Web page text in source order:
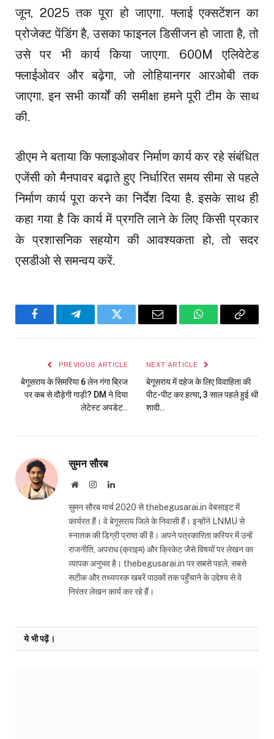
जून, 2025 तक पूरा हो जाएगा. फ्लाई एक्सटेंशन का
प्रोजेक्ट पेंडिंग है, उसका फाइनल डिसीजन हो जाता है, तो
उसे पर भी कार्य किया जाएगा. 600M एलिवेटेड
फ्लाईओवर और बढ़ेगा, जो लोहियानगर आरओबी तक
जाएगा. इन सभी कार्यों की समीक्षा हमने पूरी टीम के साथ
की.
डीएम ने बताया कि फ्लाइओवर निर्माण कार्य कर रहे संबंधित
एजेंसी को मैनपावर बढ़ाते हुए निर्धारित समय सीमा से पहले
निर्माण कार्य पूरा करने का निर्देश दिया है. इसके साथ ही
कहा गया है कि कार्य में प्रगति लाने के लिए किसी प्रकार
के प्रशासनिक सहयोग की आवश्यकता हो, तो सदर
एसडीओ से समन्वय करें.
FacebookTelegramTwitter Email WhatsAppCopy
PREVIOUS ARTICLE
बेगूसराय के सिमरिया 6 लेन गंगा ब्रिज
पर कब से दौड़ेगी गाड़ी? DM ने दिया
लेटेस्ट अपडेट..
NEXT ARTICLE
बेगूसराय में दहेज के लिए विवाहिता की
पीट-पीट कर हत्या, 3 साल पहले हुई थी
शादी..
सुमन सौरब
WebsiteInstagramLinkedIn
सुमन सौरब मार्च 2020 से thebegusarai.in वेबसाइट में
कार्यरत हैं। वे बेगूसराय जिले के निवासी हैं। इन्होंने LNMU से
स्नातक की डिग्री प्राप्त की है। अपने पत्रकारिता करियर में उन्हें
राजनीति, अपराध (क्राइम) और क्रिकेट जैसे विषयों पर लेखन का
व्यापक अनुभव है। thebegusarai.in पर सबसे पहले, सबसे
सटीक और तथ्यपरक खबरें पाठकों तक पहुँचाने के उद्देश्य से वे
निरंतर लेखन कार्य कर रहे हैं।
ये भी पढ़ें।